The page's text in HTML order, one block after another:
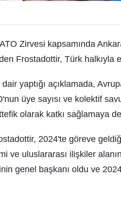
Zirvesi kapsamında
Frostadottir, Türk halkıyla
yaptığı açıklamada,
üye sayısı ve kolektif
olarak katkı sağlamaya
2024'te göreve
ve uluslararası ilişkiler
genel başkanı oldu ve